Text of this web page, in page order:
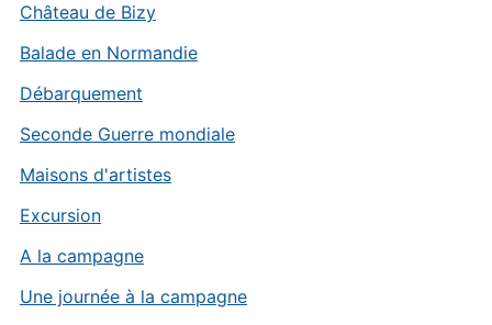
Château de Bizy
Balade en Normandie
Débarquement
Seconde Guerre mondiale
Maisons d'artistes
Excursion
A la campagne
Une journée à la campagne